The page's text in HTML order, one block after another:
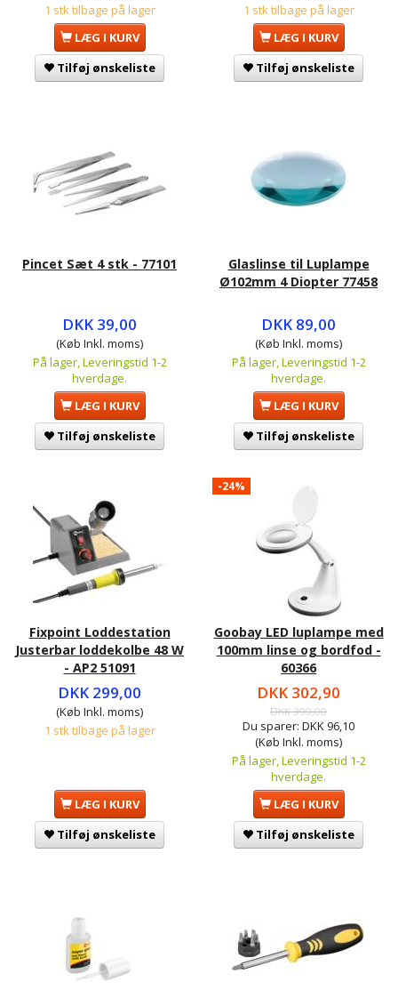
1 stk tilbage på lager
LÆG I KURV
Tilføj ønskeliste
1 stk tilbage på lager
LÆG I KURV
Tilføj ønskeliste
Pincet Sæt 4 stk - 77101
DKK 39,00
(Køb Inkl. moms)
På lager, Leveringstid 1-2
hverdage.
LÆG I KURV
Tilføj ønskeliste
Glaslinse til Luplampe
Ø102mm 4 Diopter 77458
DKK 89,00
(Køb Inkl. moms)
På lager, Leveringstid 1-2
hverdage.
LÆG I KURV
Tilføj ønskeliste
Fixpoint Loddestation
Justerbar loddekolbe 48 W
- AP2 51091
DKK 299,00
(Køb Inkl. moms)
1 stk tilbage på lager
LÆG I KURV
Tilføj ønskeliste
-24%
Goobay LED luplampe med
100mm linse og bordfod -
60366
DKK 302,90
DKK 399,00
Du sparer: DKK 96,10
(Køb Inkl. moms)
På lager, Leveringstid 1-2
hverdage.
LÆG I KURV
Tilføj ønskeliste